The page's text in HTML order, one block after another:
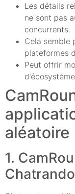
Les détails
ne sont pas
concurrents.
Cela semble
plateformes
Peut offrir
aléatoire
1.